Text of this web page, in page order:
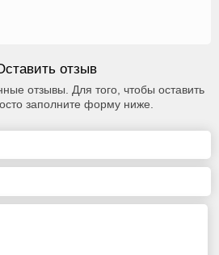
отзыв
отзывы. Для того, чтобы оставить
заполните форму ниже.